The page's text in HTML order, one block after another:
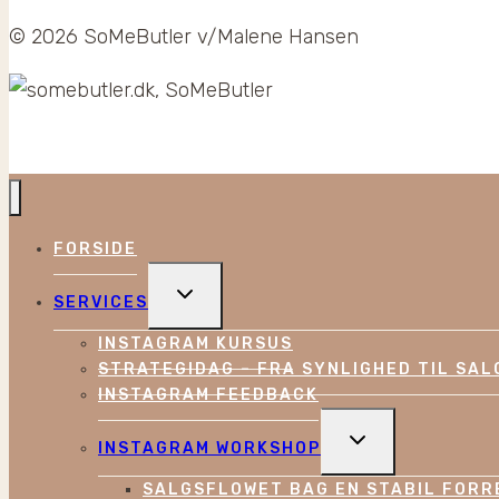
© 2026 SoMeButler v/Malene Hansen
FORSIDE
SERVICES
TOGGLE
CHILD
INSTAGRAM KURSUS
STRATEGIDAG – FRA SYNLIGHED TIL
INSTAGRAM FEEDBACK
INSTAGRAM WORKSHOP
TOGGLE
CHILD
SALGSFLOWET BAG EN STABIL